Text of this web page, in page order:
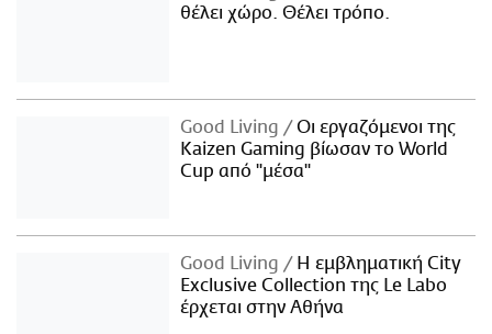
θέλει χώρο. Θέλει τρόπο.
Good Living
Οι εργαζόμενοι της
Kaizen Gaming βίωσαν το World
Cup από "μέσα"
Good Living
Η εμβληματική City
Exclusive Collection της Le Labo
έρχεται στην Αθήνα